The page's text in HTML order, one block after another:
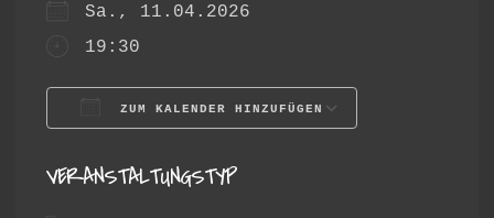
Sa., 11.04.2026
19:30
ZUM KALENDER HINZUFÜGEN
VERANSTALTUNGSTYP